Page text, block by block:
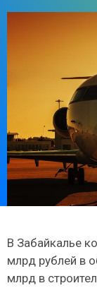
В Забайкалье
млрд рублей в
млрд в